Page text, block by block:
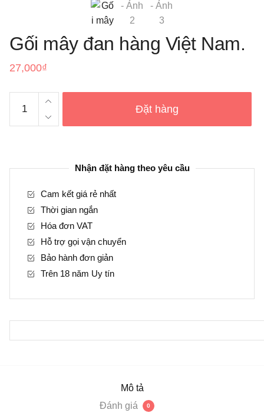
Gối mây đan hàng Việt Nam.
27,000₫
mây
đan
Đặt hàng
Nhận đặt hàng theo yêu cầu
Cam kết giá rẻ nhất
Thời gian ngắn
Hóa đơn VAT
Hỗ trợ gọi vận chuyển
Bảo hành đơn giản
Trên 18 năm Uy tín
Mô tả
Đánh giá
0